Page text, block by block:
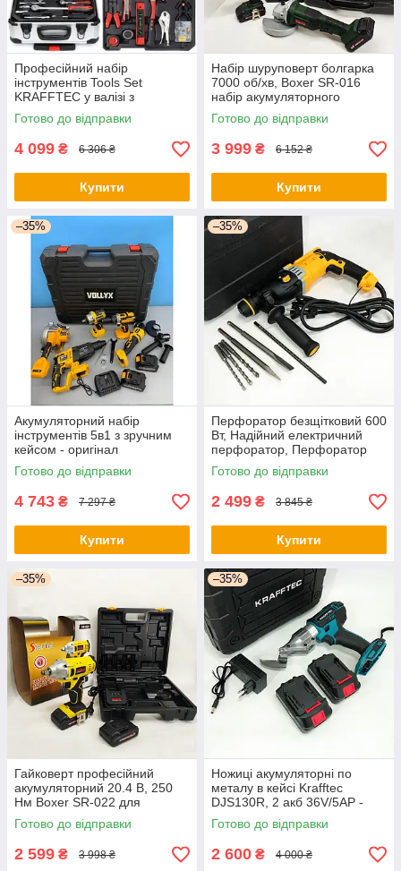
Професійний набір
інструментів Tools Set
KRAFFTEC у валізі з
тріскачкою із 408 предметів -
оригінал
Готово до відправки
4 099 ₴ 6 306 ₴
Купити
Набір шуруповерт болгарка
7000 об/хв, Boxer SR-016
набір акумуляторного
інструменту - оригінал
Готово до відправки
3 999 ₴ 6 152 ₴
Купити
–35%
Акумуляторний набір
інструментів 5в1 з зручним
кейсом - оригінал
Готово до відправки
4 743 ₴ 7 297 ₴
Купити
–35%
Перфоратор безщітковий 600
Вт, Надійний електричний
перфоратор, Перфоратор
для домашнього
використання - оригінал
Готово до відправки
2 499 ₴ 3 845 ₴
Купити
–35%
Гайковерт професійний
акумуляторний 20.4 В, 250
Нм Boxer SR-022 для
автосервісу - оригінал
Готово до відправки
2 599 ₴ 3 998 ₴
–35%
Ножиці акумуляторні по
металу в кейсі Krafftec
DJS130R, 2 акб 36V/5AP -
оригінал
Готово до відправки
2 600 ₴ 4 000 ₴